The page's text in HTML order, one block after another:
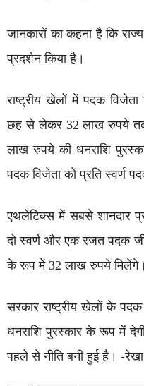
जानकारों का कहना है कि
प्रदर्शन किया है।
राष्ट्रीय खेलों में पदक
छह से लेकर 32 लाख रुपये
लाख रुपये की धनराशि
पदक विजेता को प्रति स्वर्ण
एथलेटिक्स में सबसे शानदार
दो स्वर्ण और एक रजत पदक
के रूप में 32 लाख रुपये मिलेंगे।
सरकार राष्ट्रीय खेलों के
धनराशि पुरस्कार के रूप में
पहले से नीति बनी हुई है। -